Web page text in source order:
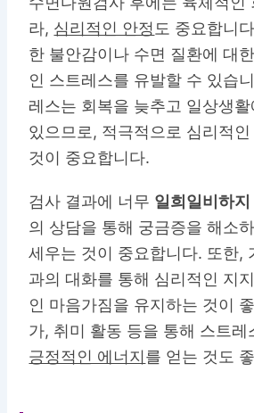
라, 심리적인 안정도 중요합니
한 불안감이나 수면 질환에 대
인 스트레스를 유발할 수 있습
레스는 회복을 늦추고 일상생
있으므로, 적극적으로 심리적
것이 중요합니다.
검사 결과에 너무 일희일비하지
의 상담을 통해 궁금증을 해소
세우는 것이 중요합니다. 또한,
과의 대화를 통해 심리적인 지
인 마음가짐을 유지하는 것이
가, 취미 활동 등을 통해 스트레
긍정적인 에너지를 얻는 것도